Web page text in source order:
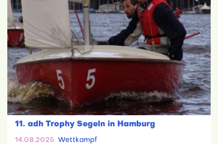
11. adh Trophy Segeln in Hamburg
14.08.2025 Wettkampf